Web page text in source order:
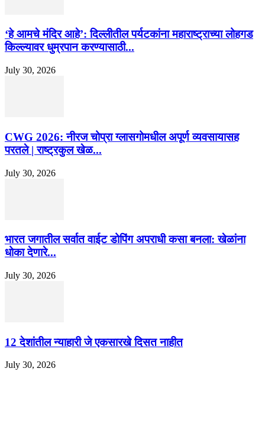
‘हे आमचे मंदिर आहे’: दिल्लीतील पर्यटकांना महाराष्ट्राच्या लोहगड
किल्ल्यावर धुम्रपान करण्यासाठी...
July 30, 2026
CWG 2026: नीरज चोप्रा ग्लासगोमधील अपूर्ण व्यवसायासह
परतले | राष्ट्रकुल खेळ...
July 30, 2026
भारत जगातील सर्वात वाईट डोपिंग अपराधी कसा बनला: खेळांना
धोका देणारे...
July 30, 2026
12 देशांतील न्याहारी जे एकसारखे दिसत नाहीत
July 30, 2026